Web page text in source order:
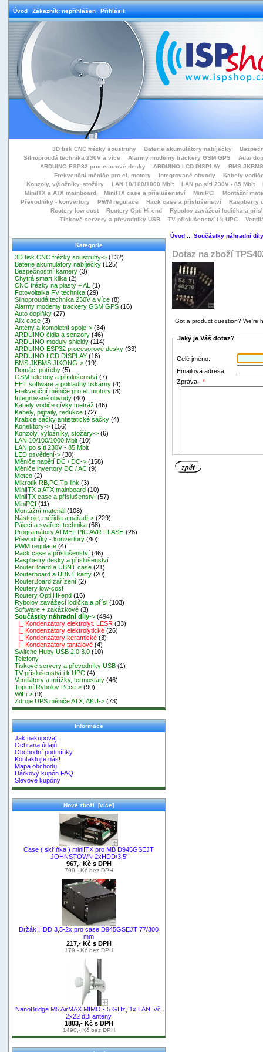
Úvod Zákazník: nepřihlášen Přihlásit
3D tisk CNC frézky soustruhy Baterie akumulátory nabíječky
Silnoproudá technika 230V a více
Alarmy modemy trackery GSM GPS
Auto
ARDUINO ESP32 procesorové desky
ARDUINO LCD DISPLAY
BMS
Frekvenční měniče pro el. motory
Integrované obvody
Kabely
Konzoly, výložníky, stožáry
LAN 10/100/1000 Mbit LAN po síti 230V - 85 Mbit
MiniITX a ATX mainboard
MiniITX case a příslušenství MiniPCI
Montážní
Převodníky - konvertory
PWM regulace Rack case a příslušenství
Raspberry
Routery low-cost
Routery Opti Hi-end
Rybolov zavážecí lodička a přísl
Tiskové servery a převodníky USB
TV příslušenství i k UPC
Kategorie
3D tisk CNC frézky soustruhy-> (132)
Baterie akumulátory nabíječky (125)
Bezpečnostní kamery (3)
Chytrá smart klika (2)
CNC frézky na plasty + AL
(1)
Fotovoltaika FV technika (29)
Silnoproudá technika 230V a více (8)
Alarmy modemy trackery GSM GPS (16)
Auto doplňky (27)
Alix case (3)
Antény a kompletní spoje-> (34)
ARDUINO čidla a senzory (46)
ARDUINO moduly shieldy (114)
ARDUINO ESP32 procesorové desky (33)
ARDUINO LCD DISPLAY (16)
BMS JKBMS JIKONG-> (19)
Domácí potřeby (5)
GSM telefony a příslušenství (7)
EET software a pokladny tiskárny (4)
Frekvenční měniče pro el. motory (3)
Integrované obvody (40)
Kabely vodiče cívky metráž (46)
Kabely, pigtaily, redukce (72)
Krabice sáčky antistatické sáčky (4)
Konektory-> (156)
Konzoly, výložníky, stožáry-> (6)
LAN 10/100/1000 Mbit (10)
LAN po síti 230V - 85 Mbit
LED osvětlení-> (30)
Měniče napětí DC / DC-> (158)
Měniče invertory DC / AC (9)
Meteo (2)
Mikrotik RB,PC,Tp-link (3)
MiniITX a ATX mainboard (10)
MiniITX case a příslušenství (57)
MiniPCI (11)
Montážní materiál (108)
Nástroje, měřidla a nářadí-> (229)
Pájecí a svářecí technika (68)
Programátory ATMEL PIC AVR FLASH (28)
Převodníky - konvertory (40)
PWM regulace (4)
Rack case a příslušenství (46)
Raspberry desky a příslušenství
RouterBoard a UBNT case (21)
Routerboard a UBNT karty (20)
RouterBoard zařízení (2)
Routery low-cost
Routery Opti Hi-end (16)
Rybolov zavážecí lodička a přísl (103)
Software + zakázkové (3)
Součástky náhradní díly-> (494)
|_ Kondenzátory elektrolyt. LESR (33)
|_ Kondenzátory elektrolytické (26)
|_ Kondenzátory keramické (3)
|_ Kondenzátory tantalové (4)
Switche Huby USB 2.0 3.0 (10)
Telefony
Tiskové servery a převodníky USB (1)
TV příslušenství i k UPC (4)
Ventilátory a mřížky, termostaty (46)
Topení Rybolov Pece-> (90)
WiFi-> (9)
Zdroje UPS měniče ATX, AKU-> (73)
Informace
Jak nakupovat
Ochrana údajů
Obchodní podmínky
Kontaktujte nás!
Mapa obchodu
Dárkový kupón FAQ
Slevové kupóny
Nové zboží [více]
Case ( skříňka ) miniITX pro MB D945GSEJT
JOHNSTOWN 2xHDD/3,5'
967,- Kč s DPH
799,- Kč bez DPH
Držák HDD 3,5-2x pro case D945GSEJT 77/300
mm
217,- Kč s DPH
179,- Kč bez DPH
NanoBridge M5 AirMAX MIMO - 5 GHz, 1x LAN, vč.
2x22 dBi antény
1803,- Kč s DPH
1490,- Kč bez DPH
Úvod:: Součástky náhradní díly
Dotaz na zboží
Got a product question? We're
Jaký je Váš dotaz?
Celé jméno:
Emailová adresa:
Zpráva: *